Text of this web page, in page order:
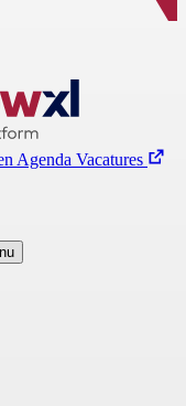
Agenda Vacatures